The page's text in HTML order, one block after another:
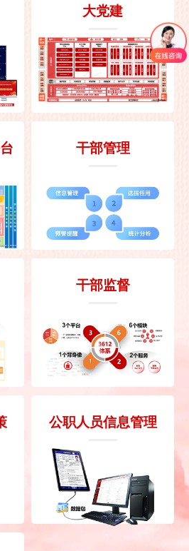
大党建
干部管理
干部监督
公职人员信息管理